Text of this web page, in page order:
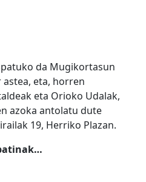
da Mugikortasun
eta, horren
eta Orioko Udalak,
azoka antolatu dute
19, Herriko Plazan.